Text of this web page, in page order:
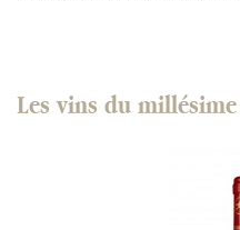
Les vins du millésime